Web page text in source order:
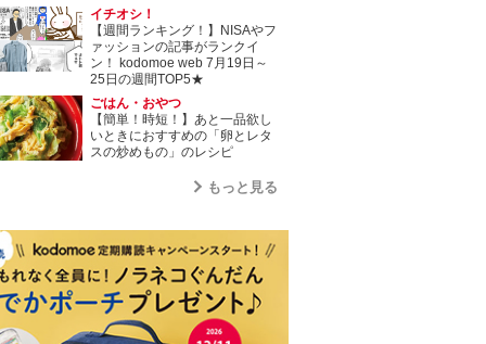
イチオシ！
【週間ランキング！】NISAやフ
ァッションの記事がランクイ
ン！ kodomoe web 7月19日～
25日の週間TOP5★
ごはん・おやつ
【簡単！時短！】あと一品欲し
いときにおすすめの「卵とレタ
スの炒めもの」のレシピ
もっと見る